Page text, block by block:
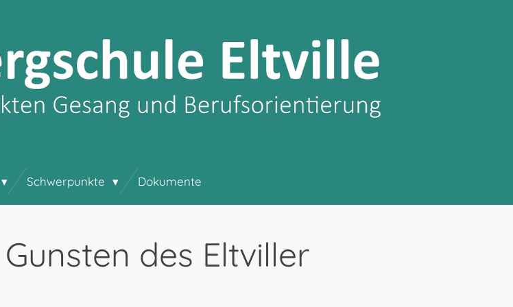
Schwerpunkte Dokumente
des Eltviller